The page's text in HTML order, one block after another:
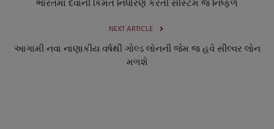
ભારતમાં દવાની કિંમત નિર્ધારણ કરતી સીસ્ટમ જ નિષ્ફળ
NEXT ARTICLE
આગામી નવા નાણાકીય વર્ષથી ગોલ્ડ લોનની જેમ જ હવે સીલ્વર લોન
મળશે